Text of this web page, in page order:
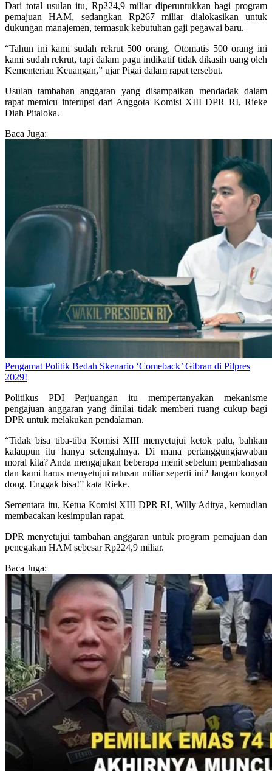
Dari total usulan itu, Rp224,9 miliar diperuntukkan bagi program
pemajuan HAM, sedangkan Rp267 miliar dialokasikan untuk
dukungan manajemen, termasuk kebutuhan gaji pegawai baru.
“Tahun ini kami sudah rekrut 500 orang. Otomatis 500 orang ini
kami sudah rekrut, tapi dalam pagu indikatif tidak dikasih uang oleh
Kementerian Keuangan,” ujar Pigai dalam rapat tersebut.
Usulan tambahan anggaran yang disampaikan mendadak dalam
rapat memicu interupsi dari Anggota Komisi XIII DPR RI, Rieke
Diah Pitaloka.
Baca Juga:
Pengamat Politik Bedah Skenario ‘Comeback’ Gibran di Pilpres
2029!
Politikus PDI Perjuangan itu mempertanyakan mekanisme
pengajuan anggaran yang dinilai tidak memberi ruang cukup bagi
DPR untuk melakukan pendalaman.
“Tidak bisa tiba-tiba Komisi XIII menyetujui ketok palu, bahkan
kalaupun itu hanya setengahnya. Di mana pertanggungjawaban
moral kita? Anda mengajukan beberapa menit sebelum pembahasan
dan kami harus menyetujui ratusan miliar seperti ini? Jangan konyol
dong. Enggak bisa!” kata Rieke.
Sementara itu, Ketua Komisi XIII DPR RI, Willy Aditya, kemudian
membacakan kesimpulan rapat.
DPR menyetujui tambahan anggaran untuk program pemajuan dan
penegakan HAM sebesar Rp224,9 miliar.
Baca Juga: